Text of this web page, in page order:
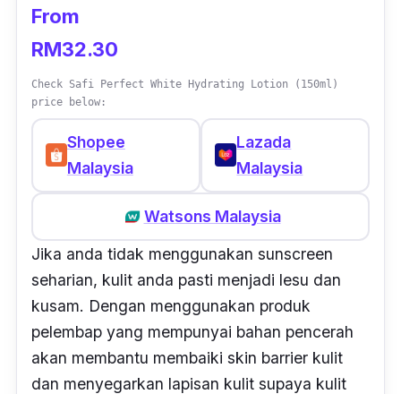
From
RM32.30
Check Safi Perfect White Hydrating Lotion (150ml)
price below:
Shopee
Malaysia
Lazada
Malaysia
Watsons Malaysia
Jika anda tidak menggunakan sunscreen
seharian, kulit anda pasti menjadi lesu dan
kusam. Dengan menggunakan produk
pelembap yang mempunyai bahan pencerah
akan membantu membaiki skin barrier kulit
dan menyegarkan lapisan kulit supaya kulit